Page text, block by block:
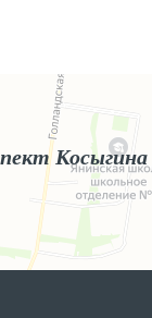
Косыгина